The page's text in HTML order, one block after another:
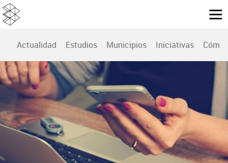
Actualidad Estudios Municipios Iniciativas Cómo